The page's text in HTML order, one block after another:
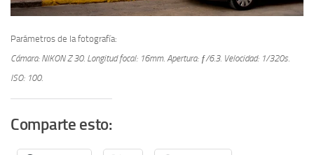
Parámetros de la fotografía:
Cámara: NIKON Z 30. Longitud focal: 16mm. Apertura: ƒ/6.3. Velocidad: 1/320s.
ISO: 100.
Comparte esto: